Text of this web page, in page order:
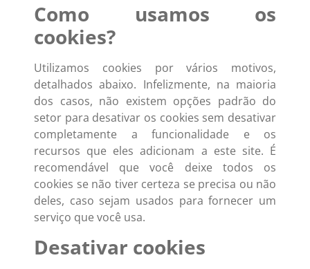
Como usamos os
cookies?
Utilizamos cookies por vários motivos,
detalhados abaixo. Infelizmente, na maioria
dos casos, não existem opções padrão do
setor para desativar os cookies sem desativar
completamente a funcionalidade e os
recursos que eles adicionam a este site. É
recomendável que você deixe todos os
cookies se não tiver certeza se precisa ou não
deles, caso sejam usados para fornecer um
serviço que você usa.
Desativar cookies